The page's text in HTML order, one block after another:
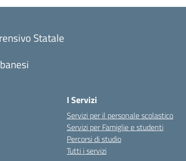
Statale
I Servizi
Servizi per il personale scolastico
Servizi per Famiglie e studenti
Percorsi di studio
Tutti i servizi